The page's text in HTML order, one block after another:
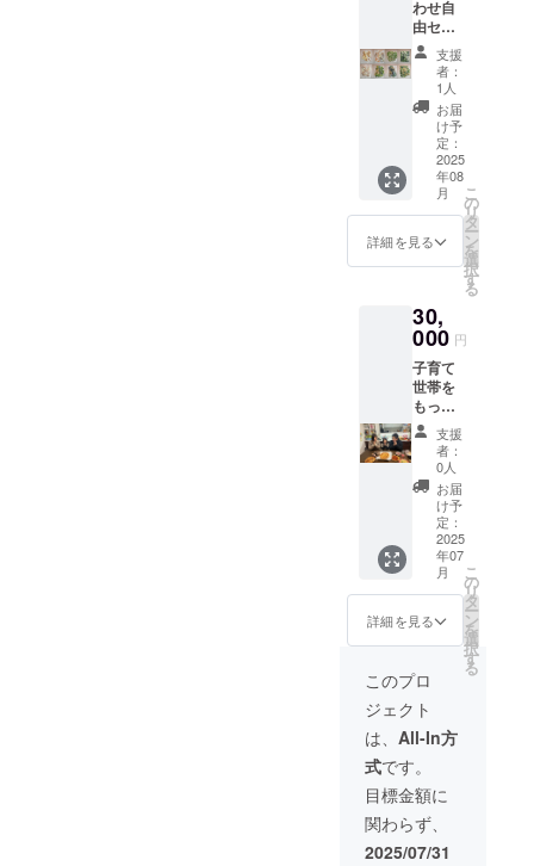
意書き
をご確
認くだ
さい。
クス 詰
め合わ
せ ※原
材料及
び添加
物等の
食品表
示はお
届け商
品のラ
ベルに
表記さ
れま
必ずお
届けの
リター
ンに貼
付され
たラベ
ルや注
意書き
をご確
認くだ
さい。
わせ自
由セッ
ト【備
考欄へ
希望の
食材を
ご記入
500ｇ
×47PCo
r250ｇ
×94PC
】冷凍
食材
ミック
ス 詰め
せ ※原
材料及
び添加
物等の
食品表
示はお
届け商
品のラ
ベルに
表記さ
れま
す。 商
品開封
前には
必ずお
届けの
リター
たラベ
ルや注
意書き
をご確
認くだ
さい。
支援
者：
1人
お届
け予
定：
2025
年08
月
詳細を見る
こ
の
リ
タ
ー
ン
を
選
択
す
る
30,
000 円
子育て
世帯を
もっと
もっと
特別に
支援し
たい！
頑張っ
てほし
いと応
援頂け
る皆様
(御礼
メッ
セージ
付き) ※
このリ
ターン
は
15000
円のリ
ターン
と同じ
内容に
なりま
す。
支援
者：
0人
お届
け予
定：
2025
年07
月
詳細を見る
こ
の
リ
タ
ー
ン
を
選
択
す
る
このプロ
ジェクト
は、 All-In方
式です。
目標金額に
関わらず、
2025/07/31